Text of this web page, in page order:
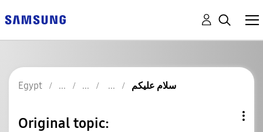
Egypt سلام عليكم
Original topic: